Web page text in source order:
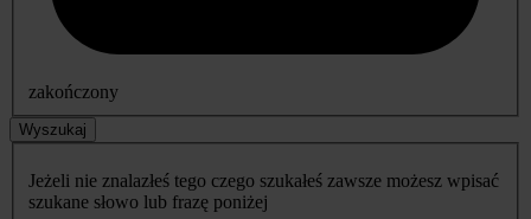
zakończony
Wyszukaj
Jeżeli nie znalazłeś tego czego szukałeś zawsze możesz wpisać
szukane słowo lub frazę poniżej